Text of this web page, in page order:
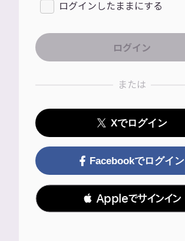
ログインしたままにする
または
Xでログイン
Facebookでログイン
 Appleでサインイン